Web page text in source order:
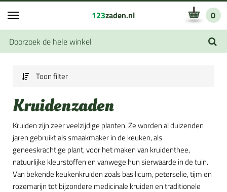
123zaden.nl 0
Toon filter
Kruidenzaden
Kruiden zijn zeer veelzijdige planten. Ze worden al duizenden
jaren gebruikt als smaakmaker in de keuken, als
geneeskrachtige plant, voor het maken van kruidenthee,
natuurlijke kleurstoffen en vanwege hun sierwaarde in de tuin.
Van bekende keukenkruiden zoals basilicum, peterselie, tijm en
rozemarijn tot bijzondere medicinale kruiden en traditionele